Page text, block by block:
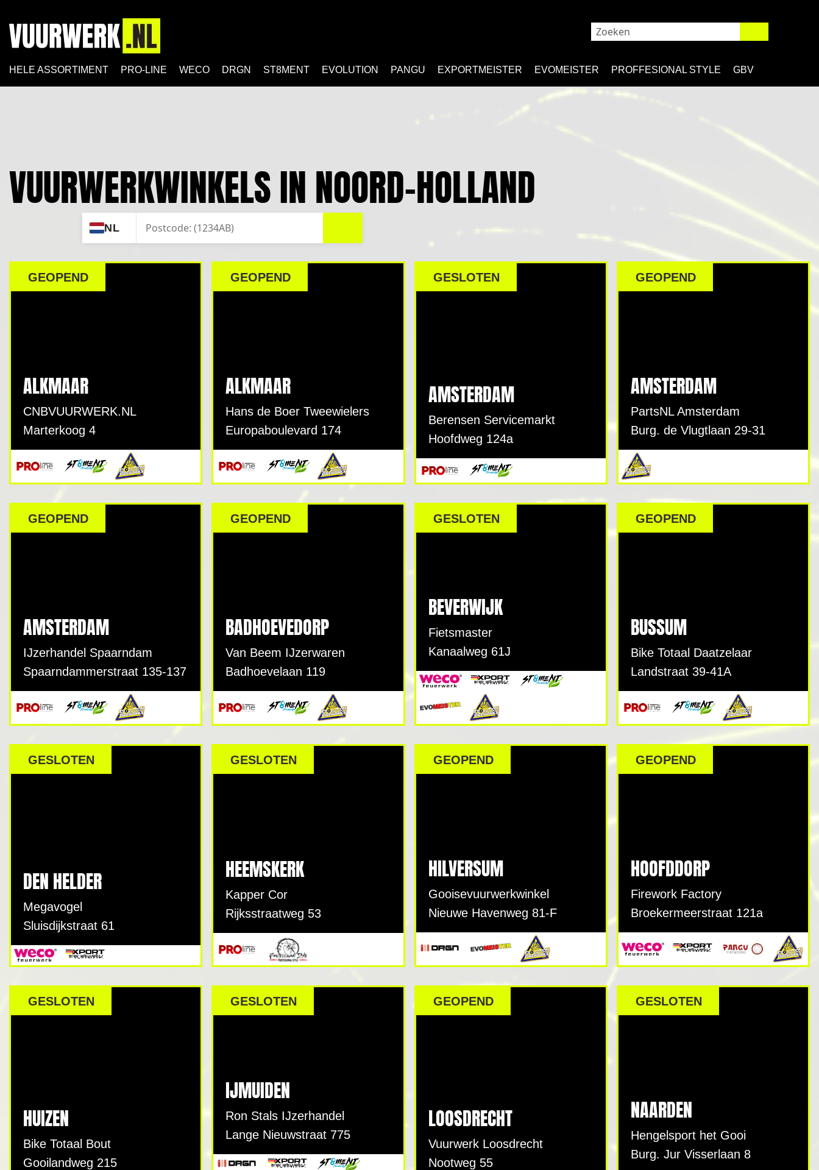
HELE ASSORTIMENT PRO-LINE WECO DRGN ST8MENT EVOLUTION PANGU EXPORTMEISTER EVOMEISTER PROFFESIONAL STYLE GBV
VUURWERKWINKELS IN NOORD-HOLLAND
ZOEK
DEALER
NL
GEOPEND
ALKMAAR
CNBVUURWERK.NL
Marterkoog 4
GEOPEND
ALKMAAR
Hans de Boer Tweewielers
Europaboulevard 174
GESLOTEN
AMSTERDAM
Berensen Servicemarkt
Hoofdweg 124a
GEOPEND
AMSTERDAM
PartsNL Amsterdam
Burg. de Vlugtlaan 29-31
GEOPEND
AMSTERDAM
IJzerhandel Spaarndam
Spaarndammerstraat 135-137
GEOPEND
BADHOEVEDORP
Van Beem IJzerwaren
Badhoevelaan 119
GESLOTEN
BEVERWIJK
Fietsmaster
Kanaalweg 61J
GEOPEND
BUSSUM
Bike Totaal Daatzelaar
Landstraat 39-41A
GESLOTEN
DEN HELDER
Megavogel
Sluisdijkstraat 61
GESLOTEN
HEEMSKERK
Kapper Cor
Rijksstraatweg 53
GEOPEND
HILVERSUM
Gooisevuurwerkwinkel
Nieuwe Havenweg 81-F
GEOPEND
HOOFDDORP
Firework Factory
Broekermeerstraat 121a
GESLOTEN
HUIZEN
Bike Totaal Bout
Gooilandweg 215
GESLOTEN
IJMUIDEN
Ron Stals IJzerhandel
Lange Nieuwstraat 775
GEOPEND
LOOSDRECHT
Vuurwerk Loosdrecht
Nootweg 55
GESLOTEN
NAARDEN
Hengelsport het Gooi
Burg. Jur Visserlaan 8